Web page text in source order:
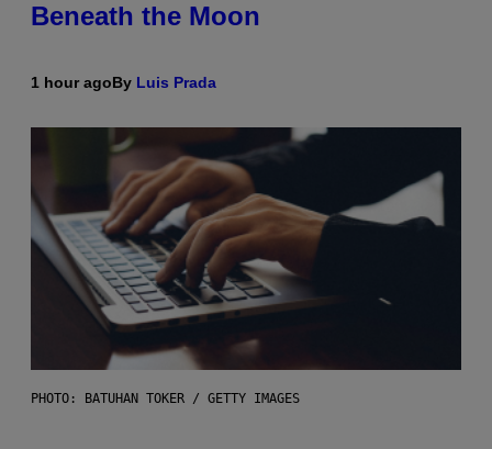
Beneath the Moon
1 hour agoBy Luis Prada
PHOTO: BATUHAN TOKER / GETTY IMAGES